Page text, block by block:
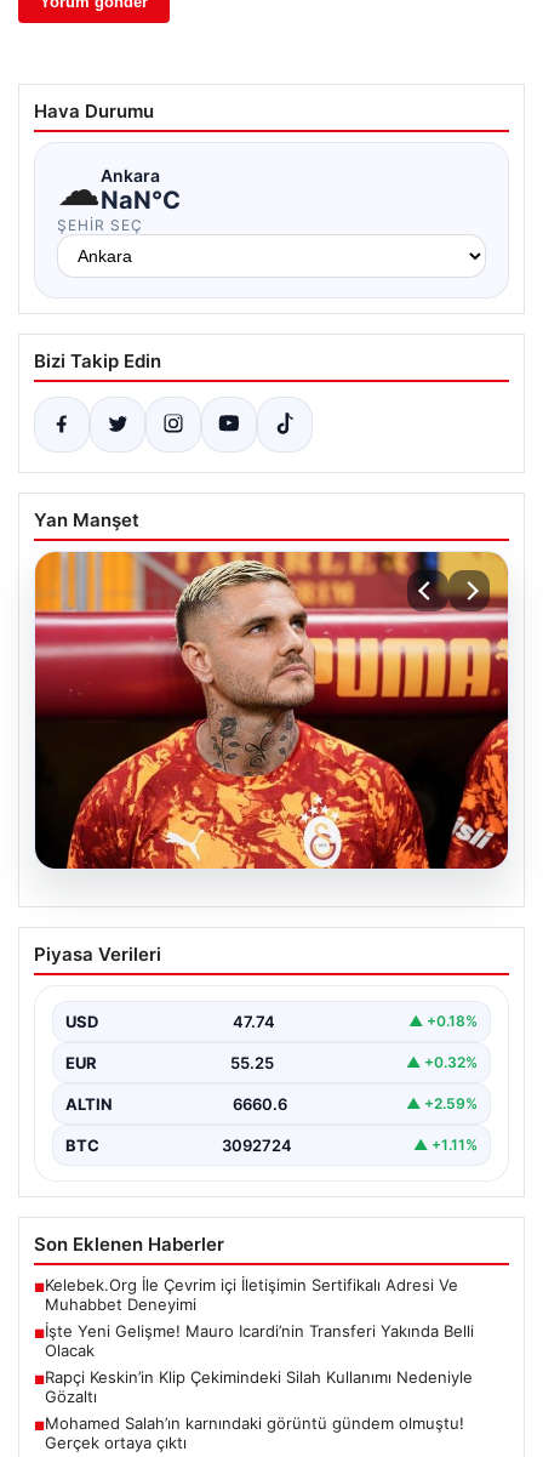
Hava Durumu
☁Ankara
NaN°C
ŞEHIR SEÇ
Bizi Takip Edin
Yan Manşet
İşte Yeni Gelişme! Mauro Icardi’nin
Transferi Yakında Belli Olacak
yaşayan Mauro Icardi’nin yakın zamanda yeni adresini…
Piyasa Verileri
USD 47.74 ▲ +0.18%
EUR 55.25 ▲ +0.32%
ALTIN 6660.6 ▲ +2.59%
BTC 3092724 ▲ +1.11%
Son Eklenen Haberler
■Kelebek.Org İle Çevrim içi İletişimin Sertifikalı Adresi Ve
Muhabbet Deneyimi
■İşte Yeni Gelişme! Mauro Icardi’nin Transferi Yakında Belli
Olacak
■Rapçi Keskin’in Klip Çekimindeki Silah Kullanımı Nedeniyle
Gözaltı
■Mohamed Salah’ın karnındaki görüntü gündem olmuştu!
Gerçek ortaya çıktı